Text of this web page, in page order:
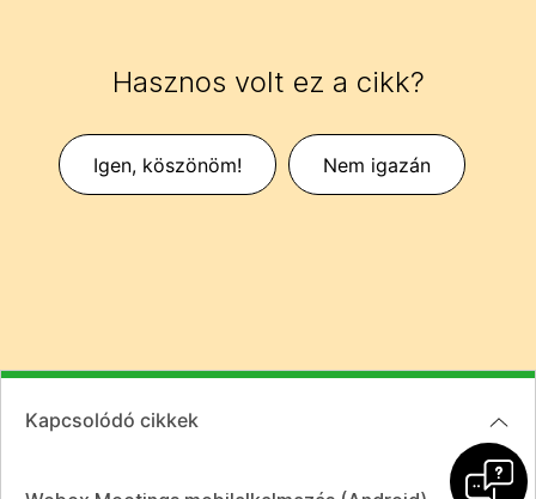
Hasznos volt ez a cikk?
Igen, köszönöm! Nem igazán
Kapcsolódó cikkek